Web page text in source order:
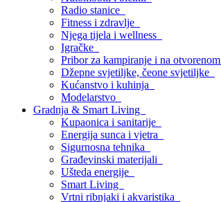
Radio stanice
Fitness i zdravlje
Njega tijela i wellness
Igračke
Pribor za kampiranje i na otvorenom
Džepne svjetiljke, čeone svjetiljke
Kućanstvo i kuhinja
Modelarstvo
Gradnja & Smart Living
Kupaonica i sanitarije
Energija sunca i vjetra
Sigurnosna tehnika
Građevinski materijali
Ušteda energije
Smart Living
Vrtni ribnjaki i akvaristika